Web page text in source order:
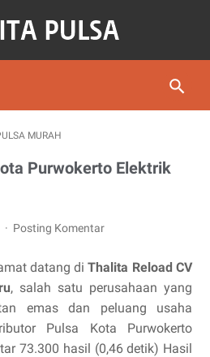
MURAH
Purwokerto Elektrik
Posting Komentar
datang diThalita Reload CV
, salah satu perusahaan yang
emas dan peluang usaha
Pulsa Kota Purwokerto
73.300 hasil (0,46 detik) Hasil